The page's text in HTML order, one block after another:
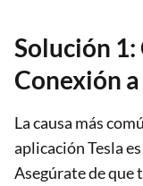
Solución
Conexión
La causa más
aplicación Tesla
Asegúrate de